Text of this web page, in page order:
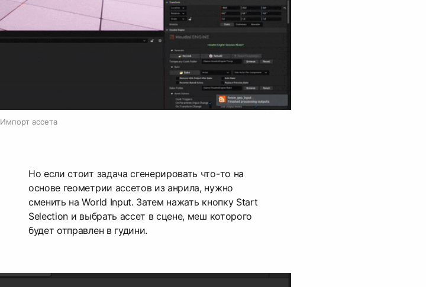
Импорт ассета
Но если стоит задача сгенерировать что-то на
основе геометрии ассетов из анрила, нужно
сменить на World Input. Затем нажать кнопку Start
Selection и выбрать ассет в сцене, меш которого
будет отправлен в гудини.